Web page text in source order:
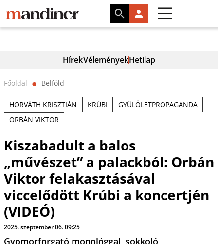
HírekVéleményekHetilap
Főoldal ⬤ Belföld
HORVÁTH KRISZTIÁN KRÚBI
GYŰLÖLETPROPAGANDA
ORBÁN VIKTOR
Kiszabadult a balos
„művészet” a palackból: Orbán
Viktor felakasztásával
viccelődött Krúbi a koncertjén
(VIDEÓ)
2025. szeptember 06. 09:25
Gyomorforgató monológgal, sokkoló